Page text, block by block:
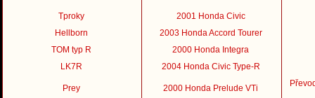
Tproky
2001 Honda Civic
Hellborn
2003 Honda Accord Tourer
TOM typ R
2000 Honda Integra
LK7R
2004 Honda Civic Type-R
Prey 2000 Honda Prelude VTi